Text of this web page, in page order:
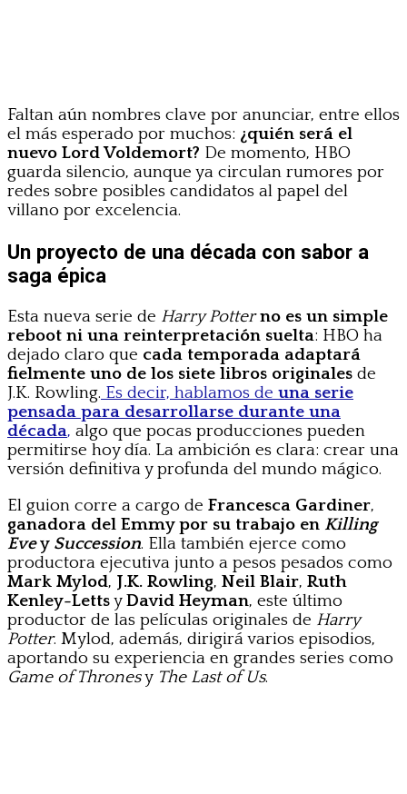
Faltan aún nombres clave por anunciar, entre ellos
el más esperado por muchos: ¿quién será el
nuevo Lord Voldemort? De momento, HBO
guarda silencio, aunque ya circulan rumores por
redes sobre posibles candidatos al papel del
villano por excelencia.
Un proyecto de una década con sabor a
saga épica
Esta nueva serie de Harry Potter no es un simple
reboot ni una reinterpretación suelta: HBO ha
dejado claro que cada temporada adaptará
fielmente uno de los siete libros originales de
J.K. Rowling. Es decir, hablamos de una serie
pensada para desarrollarse durante una
década, algo que pocas producciones pueden
permitirse hoy día. La ambición es clara: crear una
versión definitiva y profunda del mundo mágico.
El guion corre a cargo de Francesca Gardiner,
ganadora del Emmy por su trabajo en Killing
Evey Succession. Ella también ejerce como
productora ejecutiva junto a pesos pesados como
Mark Mylod, J.K. Rowling, Neil Blair, Ruth
Kenley-LettsyDavid Heyman, este último
productor de las películas originales de Harry
Potter. Mylod, además, dirigirá varios episodios,
aportando su experiencia en grandes series como
Game of Thronesy The Last of Us.